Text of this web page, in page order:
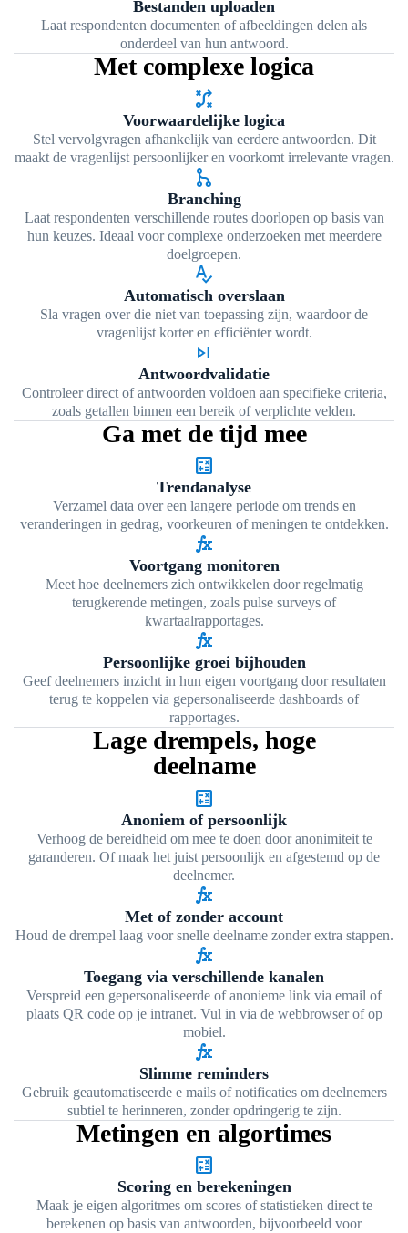
Bestanden uploaden
Laat respondenten documenten of afbeeldingen delen als
onderdeel van hun antwoord.
Met complexe logica
tactic
Voorwaardelijke logica
Stel vervolgvragen afhankelijk van eerdere antwoorden. Dit
maakt de vragenlijst persoonlijker en voorkomt irrelevante vragen.
graph_1
Branching
Laat respondenten verschillende routes doorlopen op basis van
hun keuzes. Ideaal voor complexe onderzoeken met meerdere
doelgroepen.
spellcheck
Automatisch overslaan
Sla vragen over die niet van toepassing zijn, waardoor de
vragenlijst korter en efficiënter wordt.
skip_next
Antwoordvalidatie
Controleer direct of antwoorden voldoen aan specifieke criteria,
zoals getallen binnen een bereik of verplichte velden.
Ga met de tijd mee
calculate
Trendanalyse
Verzamel data over een langere periode om trends en
veranderingen in gedrag, voorkeuren of meningen te ontdekken.
function
Voortgang monitoren
Meet hoe deelnemers zich ontwikkelen door regelmatig
terugkerende metingen, zoals pulse surveys of
kwartaalrapportages.
function
Persoonlijke groei bijhouden
Geef deelnemers inzicht in hun eigen voortgang door resultaten
terug te koppelen via gepersonaliseerde dashboards of
rapportages.
Lage drempels, hoge
deelname
calculate
Anoniem of persoonlijk
Verhoog de bereidheid om mee te doen door anonimiteit te
garanderen. Of maak het juist persoonlijk en afgestemd op de
deelnemer.
function
Met of zonder account
Houd de drempel laag voor snelle deelname zonder extra stappen.
function
Toegang via verschillende kanalen
Verspreid een gepersonaliseerde of anonieme link via email of
plaats QR code op je intranet. Vul in via de webbrowser of op
mobiel.
function
Slimme reminders
Gebruik geautomatiseerde e mails of notificaties om deelnemers
subtiel te herinneren, zonder opdringerig te zijn.
Metingen en algortimes
calculate
Scoring en berekeningen
Maak je eigen algoritmes om scores of statistieken direct te
berekenen op basis van antwoorden, bijvoorbeeld voor